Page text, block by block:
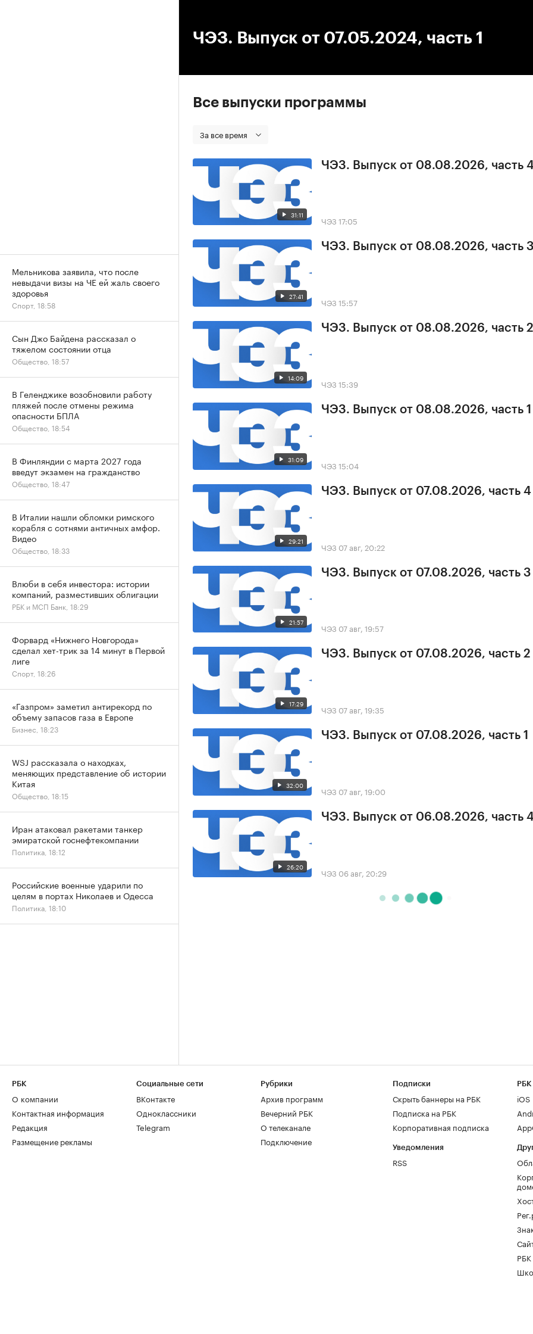
ЧЭЗ. Выпуск от 07.05.2024, часть 1
Все выпуски программы
За все время
31:11
ЧЭЗ. Выпуск от 08.08.2026, часть
ЧЭЗ 17:05
27:41
ЧЭЗ. Выпуск от 08.08.2026, часть
ЧЭЗ 15:57
14:09
ЧЭЗ. Выпуск от 08.08.2026, часть 2
ЧЭЗ 15:39
31:09
ЧЭЗ. Выпуск от 08.08.2026, часть 1
ЧЭЗ 15:04
29:21
ЧЭЗ. Выпуск от 07.08.2026, часть 4
ЧЭЗ 07 авг, 20:22
21:57
ЧЭЗ. Выпуск от 07.08.2026, часть 3
ЧЭЗ 07 авг, 19:57
17:29
ЧЭЗ. Выпуск от 07.08.2026, часть 2
ЧЭЗ 07 авг, 19:35
32:00
ЧЭЗ. Выпуск от 07.08.2026, часть 1
ЧЭЗ 07 авг, 19:00
26:20
ЧЭЗ. Выпуск от 06.08.2026, часть
ЧЭЗ 06 авг, 20:29
Мельникова заявила, что после
невыдачи визы на ЧЕ ей жаль своего
здоровья
Спорт, 18:58
Сын Джо Байдена рассказал о
тяжелом состоянии отца
Общество, 18:57
В Геленджике возобновили работу
пляжей после отмены режима
опасности БПЛА
Общество, 18:54
В Финляндии с марта 2027 года
введут экзамен на гражданство
Общество, 18:47
В Италии нашли обломки римского
корабля с сотнями античных амфор.
Видео
Общество, 18:33
Влюби в себя инвестора: истории
компаний, разместивших облигации
РБК и МСП Банк, 18:29
Форвард «Нижнего Новгорода»
сделал хет-трик за 14 минут в Первой
лиге
Спорт, 18:26
«Газпром» заметил антирекорд по
объему запасов газа в Европе
Бизнес, 18:23
WSJ рассказала о находках,
меняющих представление об истории
Китая
Общество, 18:15
Иран атаковал ракетами танкер
эмиратской госнефтекомпании
Политика, 18:12
Российские военные ударили по
целям в портах Николаев и Одесса
Политика, 18:10
РБК
О компании
Контактная информация
Редакция
Размещение рекламы
Социальные сети
ВКонтакте
Одноклассники
Telegram
Рубрики
Архив программ
Вечерний РБК
О телеканале
Подключение
Подписки
Скрыть баннеры на РБК
Подписка на РБК
Корпоративная подписка
Уведомления
RSS
РБК
iOS